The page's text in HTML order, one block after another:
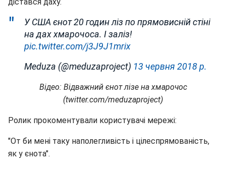
У США єнот 20 годин ліз по прямовисній стіні
на дах хмарочоса. І заліз!
pic.twitter.com/j3J9J1mrix
Meduza (@meduzaproject) 13 червня 2018 р.
Відео: Відважний єнот лізе на хмарочос
(twitter.com/meduzaproject)
Ролик прокоментували користувачі мережі:
"От би мені таку наполегливість і цілеспрямованість,
як у єнота".